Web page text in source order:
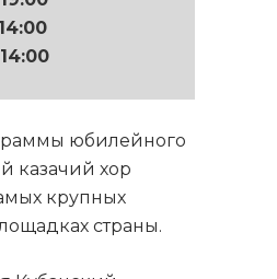
14:00
14:00
юбилейного
казачий хор
крупных
страны.